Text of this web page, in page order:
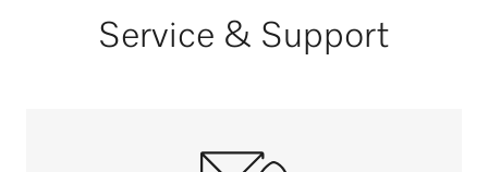
Service & Support